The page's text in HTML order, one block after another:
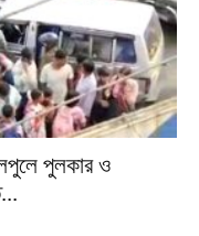
পুলকার ও